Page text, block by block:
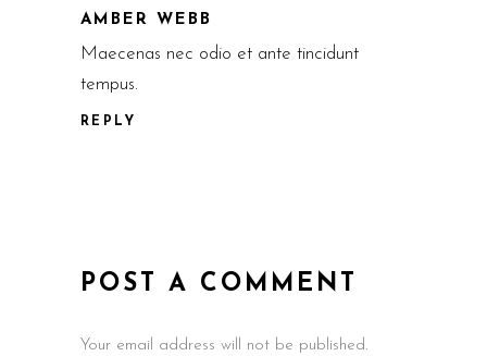
AMBER WEBB
Maecenas nec odio et ante tincidunt
tempus.
REPLY
POST A COMMENT
Your email address will not be published.